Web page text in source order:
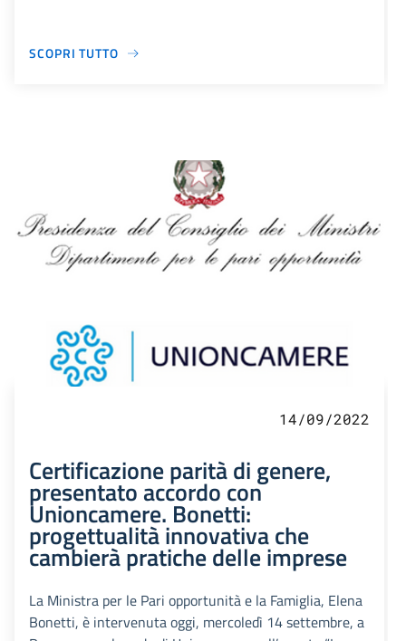
SCOPRI TUTTO
14/09/2022
Certificazione parità di genere,
presentato accordo con
Unioncamere. Bonetti:
progettualità innovativa che
cambierà pratiche delle imprese
La Ministra per le Pari opportunità e la Famiglia, Elena
Bonetti, è intervenuta oggi, mercoledì 14 settembre, a